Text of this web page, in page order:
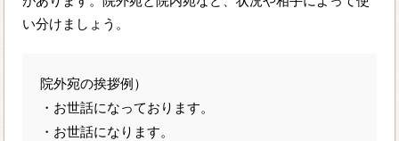
い分けましょう。
院外宛の挨拶例）
・お世話になっております。
・お世話になります。